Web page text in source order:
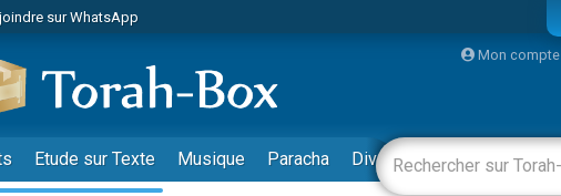
sur WhatsApp
un don pour 5 jours de vacances aux Orphelins
un don pour Diane, 80 ans, dans un appartement insalubre
une bénédiction
Mon compte
Etude sur Texte Musique Paracha Divertissements Livres